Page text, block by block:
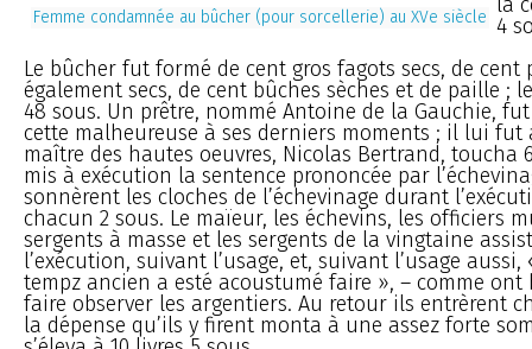
Femme condamnée au bûcher (pour sorcellerie) au XVe siècle 4
Le bûcher fut formé de cent gros fagots secs, de cent
également secs, de cent bûches sèches et de paille ;
48 sous. Un prêtre, nommé Antoine de la Gauchie,
cette malheureuse à ses derniers moments ; il lui fut
maître des hautes oeuvres, Nicolas Bertrand, toucha
mis à exécution la sentence prononcée par
sonnèrent les cloches de l’échevinage durant
chacun 2 sous. Le maïeur, les échevins, les officiers
sergents à masse et les sergents de la vingtaine
l’exécution, suivant l’usage, et, suivant l’usage
tempz ancien a esté acoustumé faire », – comme ont
faire observer les argentiers. Au retour ils entrèrent
la dépense qu’ils y firent monta à une assez forte